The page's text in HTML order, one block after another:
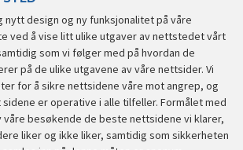
nytt design og ny funksjonalitet på våre
ved å vise litt ulike utgaver av nettstedet vårt
som vi følger med på hvordan de
på de ulike utgavene av våre nettsider. Vi
for å sikre nettsidene våre mot angrep, og
er operative i alle tilfeller. Formålet med
våre besøkende de beste nettsidene vi klarer,
liker og ikke liker, samtidig som sikkerheten